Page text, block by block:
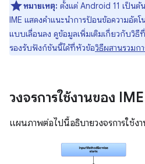
หมายเหตุ: ตั้งแต่ Android 11 เป็น
IME แสดงคำแนะนำการป้อนข้อความอัต
แบบเลื่อนลง ดูข้อมูลเพิ่มเติมเกี่ยวกับวิ
รองรับฟังก์ชันนี้ได้ที่หัวข้อวิธีผสานรวมก
วงจรการใช้งานของ IME
แผนภาพต่อไปนี้อธิบายวงจรการใช้ง